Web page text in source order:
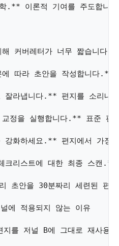
.** 이론적 기여를 주도합니
해 커버레터가 너무 짧습니
따라 초안을 작성합니다
라냅니다.** 편지를 소리내
정을 실행합니다.** 표준 편
화하세요.** 편지에서 가
리스트에 대한 최종 스캔.**
초안을 30분짜리 세련된
에 적용되지 않는 이유
지를 저널 B에 그대로 재사